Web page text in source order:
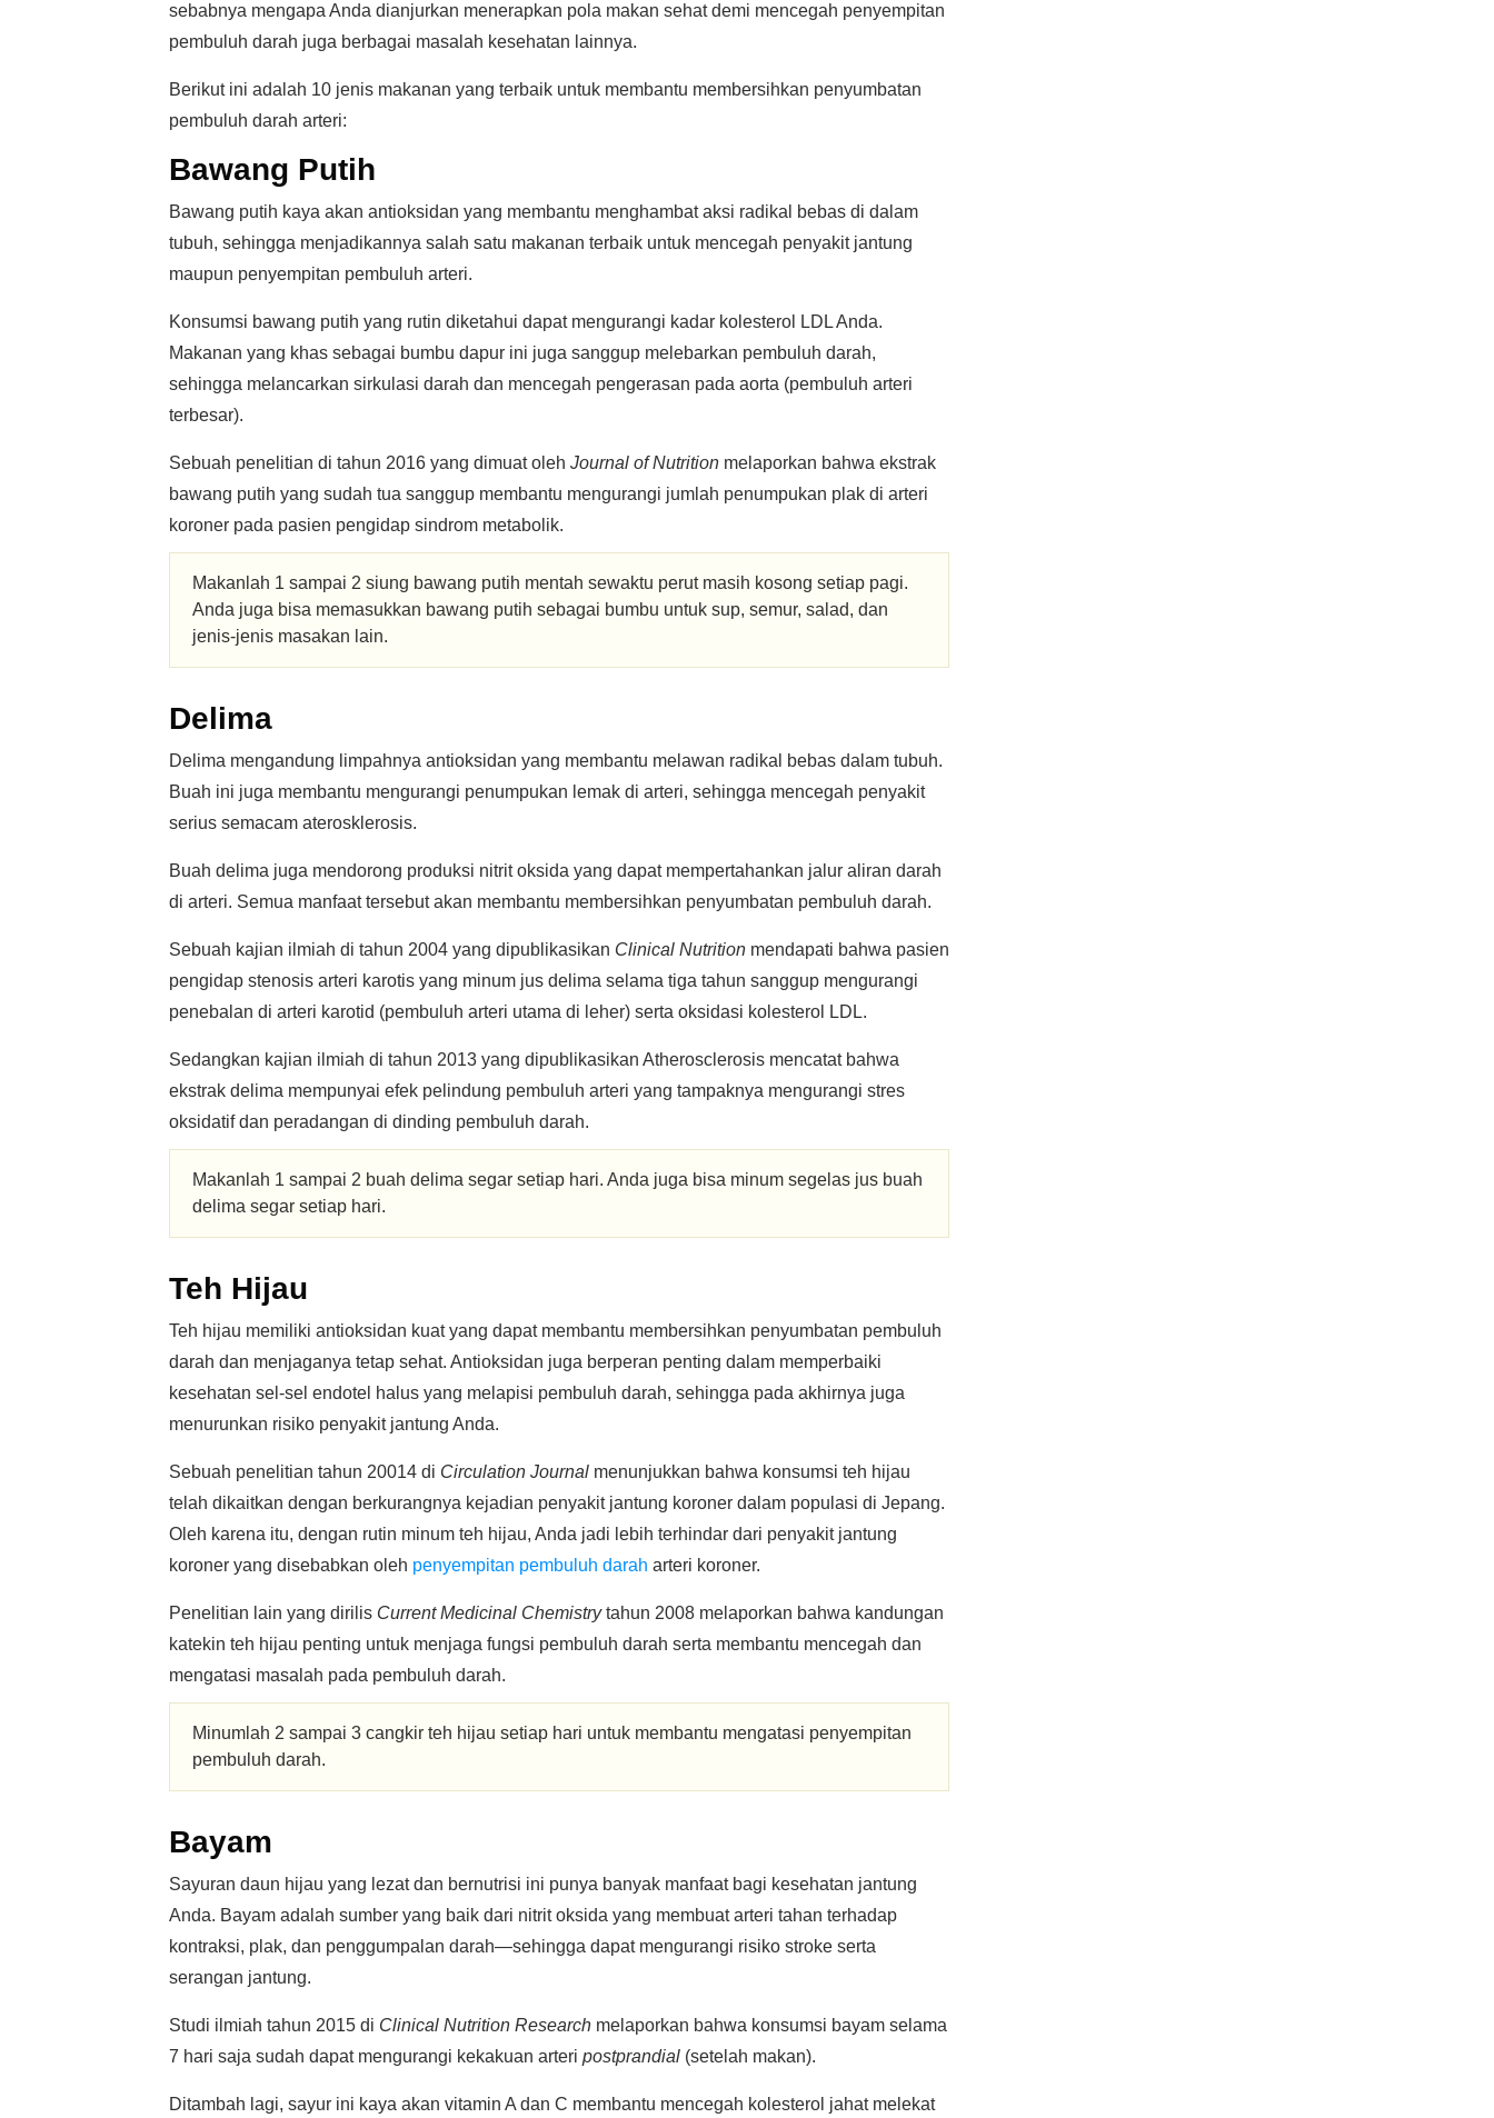
sebabnya mengapa Anda dianjurkan menerapkan pola makan sehat demi mencegah penyempitan
pembuluh darah juga berbagai masalah kesehatan lainnya.
Berikut ini adalah 10 jenis makanan yang terbaik untuk membantu membersihkan penyumbatan
pembuluh darah arteri:
Bawang Putih
Bawang putih kaya akan antioksidan yang membantu menghambat aksi radikal bebas di dalam
tubuh, sehingga menjadikannya salah satu makanan terbaik untuk mencegah penyakit jantung
maupun penyempitan pembuluh arteri.
Konsumsi bawang putih yang rutin diketahui dapat mengurangi kadar kolesterol LDL Anda.
Makanan yang khas sebagai bumbu dapur ini juga sanggup melebarkan pembuluh darah,
sehingga melancarkan sirkulasi darah dan mencegah pengerasan pada aorta (pembuluh arteri
terbesar).
Sebuah penelitian di tahun 2016 yang dimuat oleh Journal of Nutrition melaporkan bahwa ekstrak
bawang putih yang sudah tua sanggup membantu mengurangi jumlah penumpukan plak di arteri
koroner pada pasien pengidap sindrom metabolik.
Makanlah 1 sampai 2 siung bawang putih mentah sewaktu perut masih kosong setiap pagi.
Anda juga bisa memasukkan bawang putih sebagai bumbu untuk sup, semur, salad, dan
jenis-jenis masakan lain.
Delima
Delima mengandung limpahnya antioksidan yang membantu melawan radikal bebas dalam tubuh.
Buah ini juga membantu mengurangi penumpukan lemak di arteri, sehingga mencegah penyakit
serius semacam aterosklerosis.
Buah delima juga mendorong produksi nitrit oksida yang dapat mempertahankan jalur aliran darah
di arteri. Semua manfaat tersebut akan membantu membersihkan penyumbatan pembuluh darah.
Sebuah kajian ilmiah di tahun 2004 yang dipublikasikan Clinical Nutrition mendapati bahwa pasien
pengidap stenosis arteri karotis yang minum jus delima selama tiga tahun sanggup mengurangi
penebalan di arteri karotid (pembuluh arteri utama di leher) serta oksidasi kolesterol LDL.
Sedangkan kajian ilmiah di tahun 2013 yang dipublikasikan Atherosclerosis mencatat bahwa
ekstrak delima mempunyai efek pelindung pembuluh arteri yang tampaknya mengurangi stres
oksidatif dan peradangan di dinding pembuluh darah.
Makanlah 1 sampai 2 buah delima segar setiap hari. Anda juga bisa minum segelas jus buah
delima segar setiap hari.
Teh Hijau
Teh hijau memiliki antioksidan kuat yang dapat membantu membersihkan penyumbatan pembuluh
darah dan menjaganya tetap sehat. Antioksidan juga berperan penting dalam memperbaiki
kesehatan sel-sel endotel halus yang melapisi pembuluh darah, sehingga pada akhirnya juga
menurunkan risiko penyakit jantung Anda.
Sebuah penelitian tahun 20014 di Circulation Journal menunjukkan bahwa konsumsi teh hijau
telah dikaitkan dengan berkurangnya kejadian penyakit jantung koroner dalam populasi di Jepang.
Oleh karena itu, dengan rutin minum teh hijau, Anda jadi lebih terhindar dari penyakit jantung
koroner yang disebabkan oleh penyempitan pembuluh darah arteri koroner.
Penelitian lain yang dirilis Current Medicinal Chemistrytahun 2008 melaporkan bahwa kandungan
katekin teh hijau penting untuk menjaga fungsi pembuluh darah serta membantu mencegah dan
mengatasi masalah pada pembuluh darah.
Minumlah 2 sampai 3 cangkir teh hijau setiap hari untuk membantu mengatasi penyempitan
pembuluh darah.
Bayam
Sayuran daun hijau yang lezat dan bernutrisi ini punya banyak manfaat bagi kesehatan jantung
Anda. Bayam adalah sumber yang baik dari nitrit oksida yang membuat arteri tahan terhadap
kontraksi, plak, dan penggumpalan darah—sehingga dapat mengurangi risiko stroke serta
serangan jantung.
Studi ilmiah tahun 2015 di Clinical Nutrition Research melaporkan bahwa konsumsi bayam selama
7 hari saja sudah dapat mengurangi kekakuan arteri postprandial (setelah makan).
Ditambah lagi, sayur ini kaya akan vitamin A dan C membantu mencegah kolesterol jahat melekat